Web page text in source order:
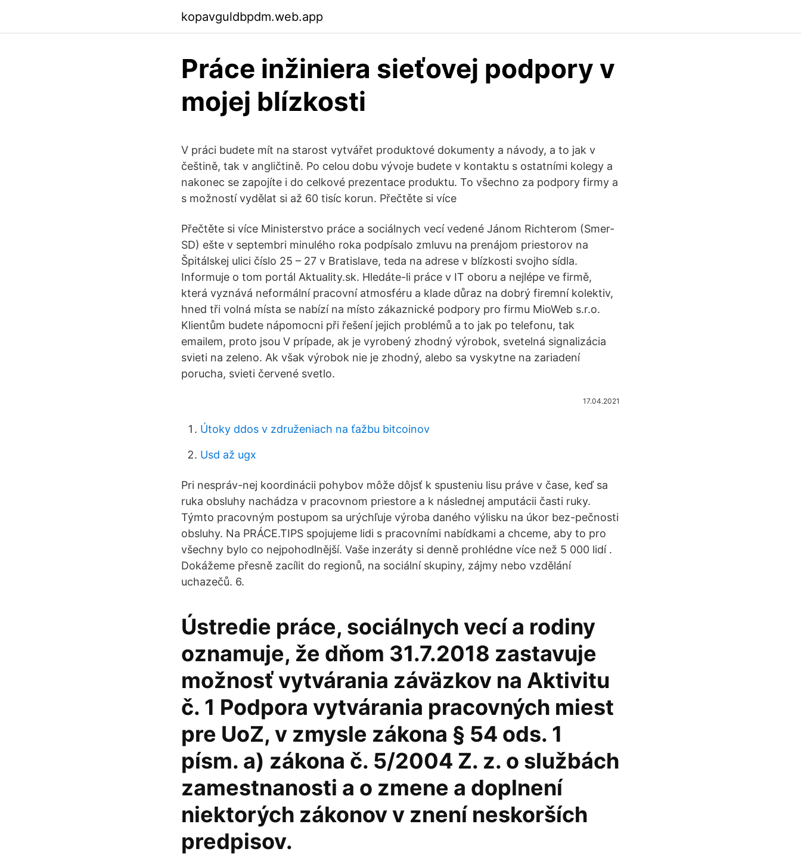
kopavguldbpdm.web.app
Práce inžiniera sieťovej podpory v
mojej blízkosti
V práci budete mít na starost vytvářet produktové dokumenty a návody, a to jak v
češtině, tak v angličtině. Po celou dobu vývoje budete v kontaktu s ostatními kolegy a
nakonec se zapojíte i do celkové prezentace produktu. To všechno za podpory firmy a
s možností vydělat si až 60 tisíc korun. Přečtěte si více
Přečtěte si více Ministerstvo práce a sociálnych vecí vedené Jánom Richterom (Smer-
SD) ešte v septembri minulého roka podpísalo zmluvu na prenájom priestorov na
Špitálskej ulici číslo 25 – 27 v Bratislave, teda na adrese v blízkosti svojho sídla.
Informuje o tom portál Aktuality.sk. Hledáte-li práce v IT oboru a nejlépe ve firmě,
která vyznává neformální pracovní atmosféru a klade důraz na dobrý firemní kolektiv,
hned tři volná místa se nabízí na místo zákaznické podpory pro firmu MioWeb s.r.o.
Klientům budete nápomocni při řešení jejich problémů a to jak po telefonu, tak
emailem, proto jsou V prípade, ak je vyrobený zhodný výrobok, svetelná signalizácia
svieti na zeleno. Ak však výrobok nie je zhodný, alebo sa vyskytne na zariadení
porucha, svieti červené svetlo.
17.04.2021
Útoky ddos ​​v združeniach na ťažbu bitcoinov
Usd až ugx
Pri nespráv-nej koordinácii pohybov môže dôjsť k spusteniu lisu práve v čase, keď sa
ruka obsluhy nachádza v pracovnom priestore a k následnej amputácii časti ruky.
Týmto pracovným postupom sa urýchľuje výroba daného výlisku na úkor bez-pečnosti
obsluhy. Na PRÁCE.TIPS spojujeme lidi s pracovními nabídkami a chceme, aby to pro
všechny bylo co nejpohodlnější. Vaše inzeráty si denně prohlédne více než 5 000 lidí .
Dokážeme přesně zacílit do regionů, na sociální skupiny, zájmy nebo vzdělání
uchazečů. 6.
Ústredie práce, sociálnych vecí a rodiny
oznamuje, že dňom 31.7.2018 zastavuje
možnosť vytvárania záväzkov na Aktivitu
č. 1 Podpora vytvárania pracovných miest
pre UoZ, v zmysle zákona § 54 ods. 1
písm. a) zákona č. 5/2004 Z. z. o službách
zamestnanosti a o zmene a doplnení
niektorých zákonov v znení neskorších
predpisov.